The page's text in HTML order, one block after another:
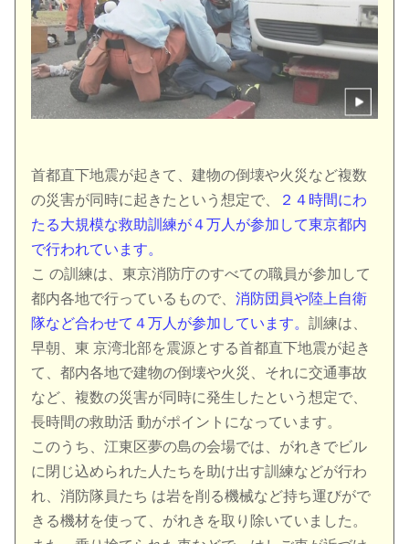
首都直下地震が起きて、建物の倒壊や火災など複数
の災害が同時に起きたという想定で、
２４時間にわ
たる大規模な救助訓練が４万人が参加して東京都内
で行われています。
こ の訓練は、東京消防庁のすべての職員が参加して
都内各地で行っているもので、消防団員や陸上自衛
隊など合わせて４万人が参加しています。訓練は、
早朝、東 京湾北部を震源とする首都直下地震が起き
て、都内各地で建物の倒壊や火災、それに交通事故
など、複数の災害が同時に発生したという想定で、
長時間の救助活 動がポイントになっています。
このうち、江東区夢の島の会場では、がれきでビル
に閉じ込められた人たちを助け出す訓練などが行わ
れ、消防隊員たち は岩を削る機械など持ち運びがで
きる機材を使って、がれきを取り除いていました。